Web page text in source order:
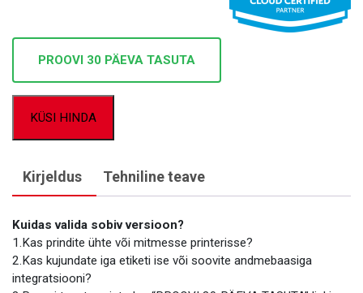
PROOVI 30 PÄEVA TASUTA
KÜSI HINDA
Kirjeldus Tehniline teave
Kuidas valida sobiv versioon?
1.Kas prindite ühte või mitmesse printerisse?
2.Kas kujundate iga etiketi ise või soovite andmebaasiga
integratsiooni?